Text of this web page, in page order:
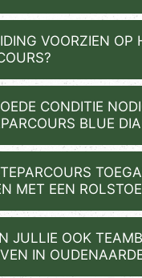
VOORZIEN OP
CONDITIE
BLUE
MET EEN
JULLIE OOK
IN